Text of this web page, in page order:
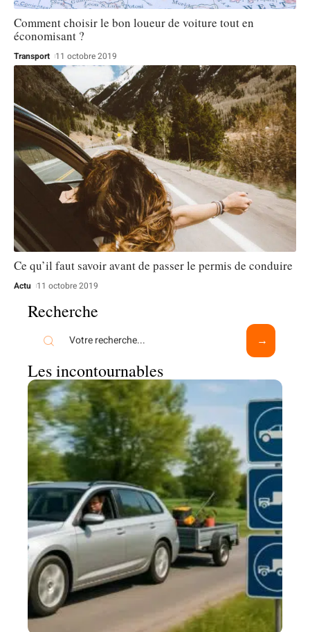
Comment choisir le bon loueur de voiture tout en
économisant ?
Transport 11 octobre 2019
Ce qu’il faut savoir avant de passer le permis de conduire
Actu 11 octobre 2019
Recherche
Les incontournables